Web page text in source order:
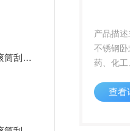
HG系列（单鼓·双鼓）转鼓滚筒刮板干燥机
产品描
不锈钢
药、化
合机工
查看